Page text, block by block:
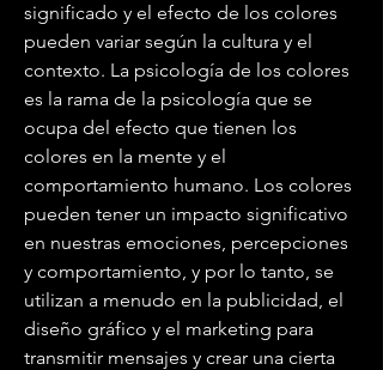
significado y el efecto de los colores
pueden variar según la cultura y el
contexto. La psicología de los colores
es la rama de la psicología que se
ocupa del efecto que tienen los
colores en la mente y el
comportamiento humano. Los colores
pueden tener un impacto significativo
en nuestras emociones, percepciones
y comportamiento, y por lo tanto, se
utilizan a menudo en la publicidad, el
diseño gráfico y el marketing para
transmitir mensajes y crear una cierta